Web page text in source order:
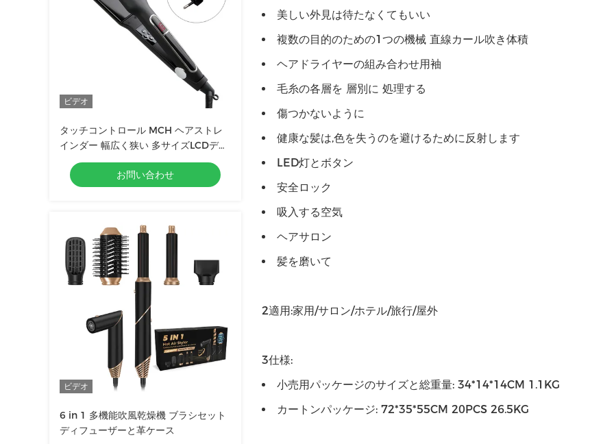
ビデオ
タッチコントロール MCH ヘアストレ
インダー 幅広く狭い 多サイズLCDディ
スプレイ
お問い合わせ
ビデオ
6 in 1 多機能吹風乾燥機 ブラシセット
ディフューザーと革ケース
美しい外見は待たなくてもいい
複数の目的のための1つの機械 直線カール吹き体積
ヘアドライヤーの組み合わせ用袖
毛糸の各層を 層別に 処理する
傷つかないように
健康な髪は,色を失うのを避けるために反射します
LED灯とボタン
安全ロック
吸入する空気
ヘアサロン
髪を磨いて
2適用:家用/サロン/ホテル/旅行/屋外
3仕様:
小売用パッケージのサイズと総重量: 34*14*14CM 1.1KG
カートンパッケージ: 72*35*55CM 20PCS 26.5KG